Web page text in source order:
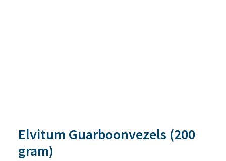
Elvitum Guarboonvezels (200
gram)